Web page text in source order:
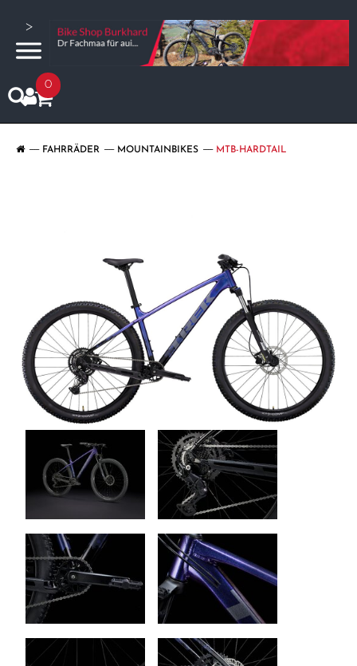
>
0
FAHRRÄDER MOUNTAINBIKES MTB-HARDTAIL